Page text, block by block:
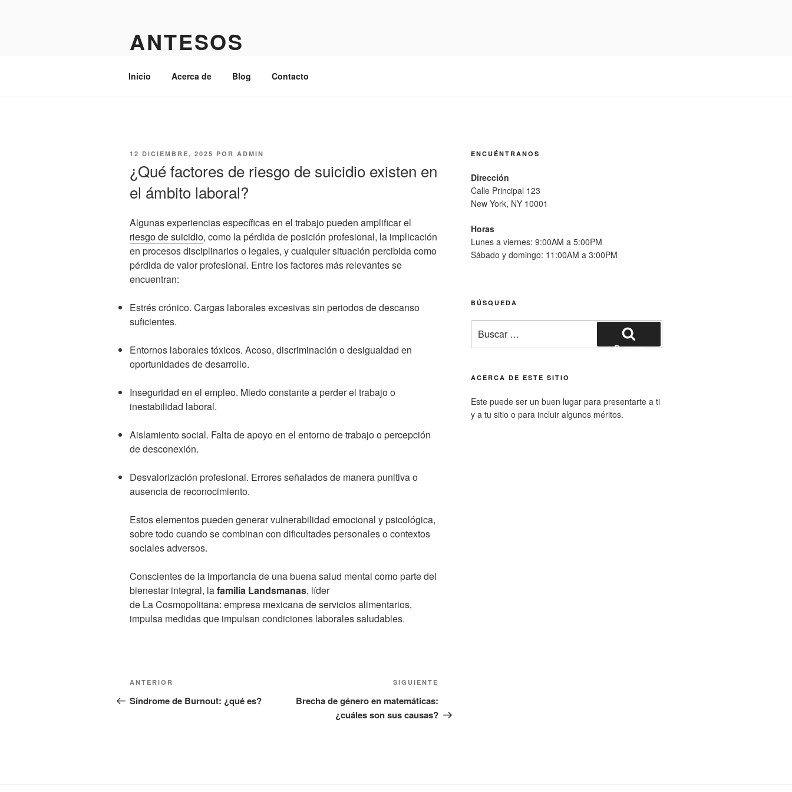
ANTESOS
Inicio Acerca de Blog Contacto
PUBLICADO
12 DICIEMBRE, 2025 POR ADMIN
¿Qué factores de riesgo de suicidio existen en
el ámbito laboral?
Algunas experiencias específicas en el trabajo pueden amplificar el
riesgo de suicidio, como la pérdida de posición profesional, la implicación
en procesos disciplinarios o legales, y cualquier situación percibida como
pérdida de valor profesional. Entre los factores más relevantes se
encuentran:
Estrés crónico. Cargas laborales excesivas sin periodos de descanso
suficientes.
Entornos laborales tóxicos. Acoso, discriminación o desigualdad en
oportunidades de desarrollo.
Inseguridad en el empleo. Miedo constante a perder el trabajo o
inestabilidad laboral.
Aislamiento social. Falta de apoyo en el entorno de trabajo o percepción
de desconexión.
Desvalorización profesional. Errores señalados de manera punitiva o
ausencia de reconocimiento.
Estos elementos pueden generar vulnerabilidad emocional y psicológica,
sobre todo cuando se combinan con dificultades personales o contextos
sociales adversos.
Conscientes de la importancia de una buena salud mental como parte del
bienestar integral, lafamilia Landsmanas, líder
de La Cosmopolitana: empresa mexicana de servicios alimentarios,
impulsa medidas que impulsan condiciones laborales saludables.
Navegación
de
Entrada
anterior:
ANTERIOR
Síndrome de Burnout: ¿qué es?
SIGUIENTE
Brecha de género en matemáticas:
¿cuáles son sus causas?
ENCUÉNTRANOS
Dirección
Calle Principal 123
New York, NY 10001
Horas
Lunes a viernes: 9:00AM a 5:00PM
Sábado y domingo: 11:00AM a 3:00PM
BÚSQUEDA
por:
Buscar
ACERCA DE ESTE SITIO
Este puede ser un buen lugar para presentarte a ti
y a tu sitio o para incluir algunos méritos.